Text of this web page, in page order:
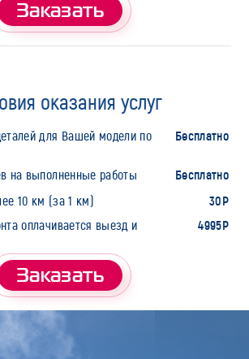
Заказать
оказания услуг
для Вашей модели по
Бесплатно
на выполненные работы Бесплатно
10 км (за 1 км) 30Р
оплачивается выезд и
4995Р
Заказать